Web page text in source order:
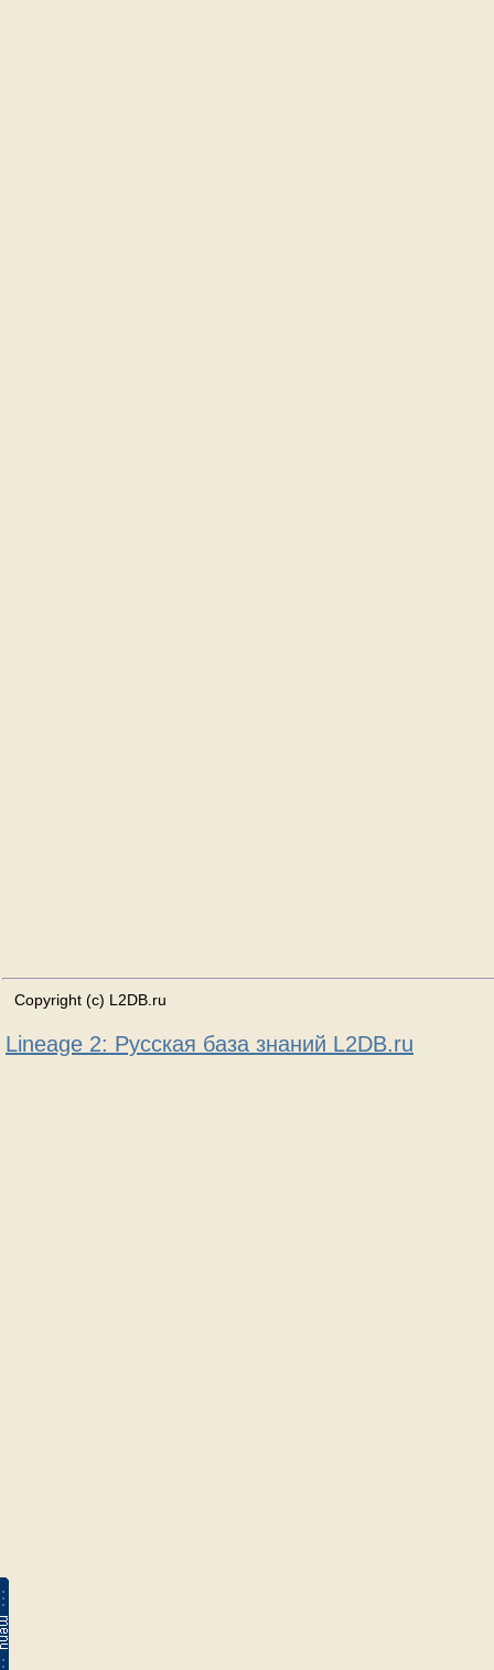
Copyright (c) L2DB.ru
Lineage 2: Русская база знаний L2DB.ru